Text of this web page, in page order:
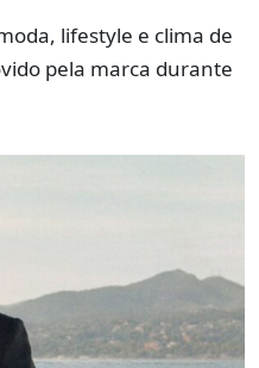
lifestyle e clima de
pela marca durante